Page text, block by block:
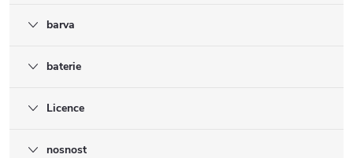
barva
baterie
Licence
nosnost